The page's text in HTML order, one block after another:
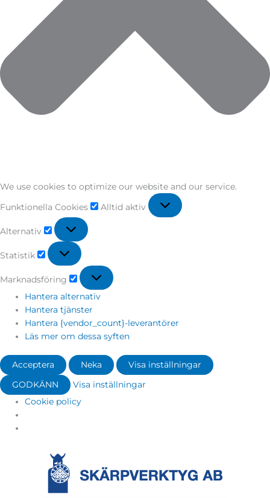
We use cookies to optimize our website and our service.
Funktionella Cookies Alltid aktiv
Alternativ
Statistik
Marknadsföring
Hantera alternativ
Hantera tjänster
Hantera {vendor_count}-leverantörer
Läs mer om dessa syften
Acceptera Neka Visa inställningar
GODKÄNN
Visa inställningar
Cookie policy